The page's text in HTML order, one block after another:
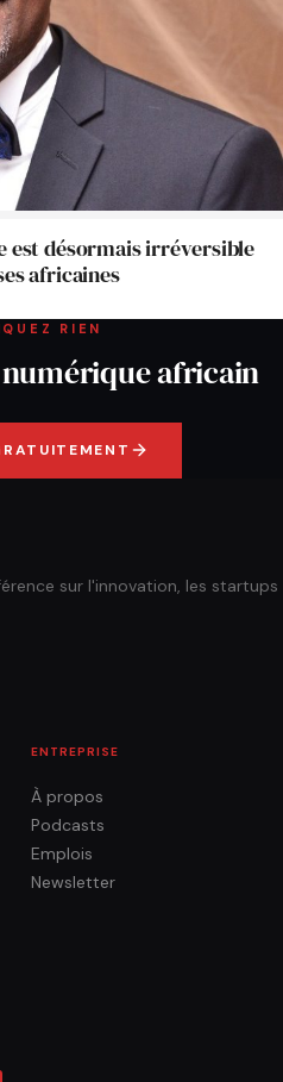
est désormais irréversible
africaines
RIEN
africain
sur l'innovation, les startups
ENTREPRISE
À propos
Podcasts
Emplois
Newsletter